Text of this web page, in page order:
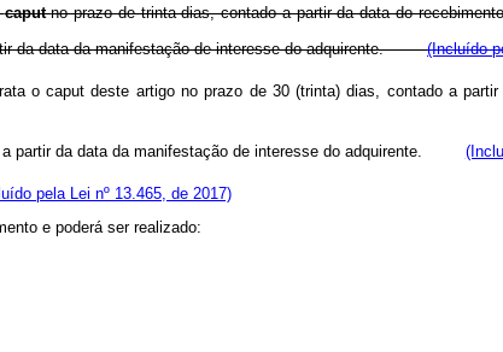
caputno prazo de trinta dias, contado a partir da data do
da data da manifestação de interesse do adquirente.(Incluído
ocaputdeste artigo no prazo de 30 (trinta) dias, contado a
a partir da data da manifestação de interesse do adquirente.
pela Lei nº 13.465, de 2017)
e poderá ser realizado: